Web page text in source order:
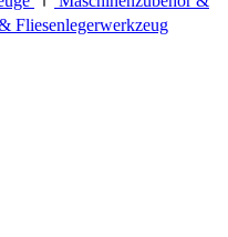
Fliesenlegerwerkzeug